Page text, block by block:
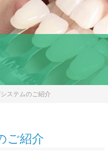
ステムのご紹介
ご紹介